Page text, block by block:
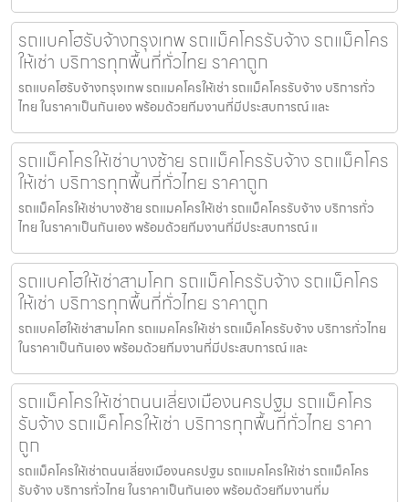
รถแบคโฮรับจ้างกรุงเทพ รถแม็คโครรับจ้าง รถแม็คโคร
ให้เช่า บริการทุกพื้นที่ทั่วไทย ราคาถูก
รถแบคโฮรับจ้างกรุงเทพ รถแมคโครให้เช่า รถแม็คโครรับจ้าง บริการทั่ว
ไทย ในราคาเป็นกันเอง พร้อมด้วยทีมงานที่มีประสบการณ์ และ
รถแม็คโครให้เช่าบางซ้าย รถแม็คโครรับจ้าง รถแม็คโคร
ให้เช่า บริการทุกพื้นที่ทั่วไทย ราคาถูก
รถแม็คโครให้เช่าบางซ้าย รถแมคโครให้เช่า รถแม็คโครรับจ้าง บริการทั่ว
ไทย ในราคาเป็นกันเอง พร้อมด้วยทีมงานที่มีประสบการณ์ แ
รถแบคโฮให้เช่าสามโคก รถแม็คโครรับจ้าง รถแม็คโคร
ให้เช่า บริการทุกพื้นที่ทั่วไทย ราคาถูก
รถแบคโฮให้เช่าสามโคก รถแมคโครให้เช่า รถแม็คโครรับจ้าง บริการทั่วไทย
ในราคาเป็นกันเอง พร้อมด้วยทีมงานที่มีประสบการณ์ และ
รถแม็คโครให้เช่าถนนเลี่ยงเมืองนครปฐม รถแม็คโคร
รับจ้าง รถแม็คโครให้เช่า บริการทุกพื้นที่ทั่วไทย ราคา
ถูก
รถแม็คโครให้เช่าถนนเลี่ยงเมืองนครปฐม รถแมคโครให้เช่า รถแม็คโคร
รับจ้าง บริการทั่วไทย ในราคาเป็นกันเอง พร้อมด้วยทีมงานที่ม